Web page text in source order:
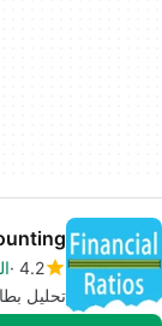
4.2
تحليل